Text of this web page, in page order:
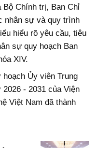
Bộ Chính trị, Ban Chỉ
nhân sự và quy trình
hiểu rõ yêu cầu, tiêu
sự quy hoạch Ban
XIV.
Ủy viên Trung
- 2031 của Viện
Việt Nam đã thành